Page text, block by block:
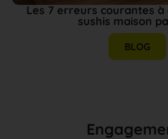
Les 7 erreurs courantes
sushis maison
BLOG